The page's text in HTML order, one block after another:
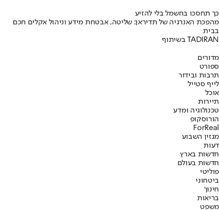
כך תחסכו בחשמל בלי להזיע
מהפכת האנרגיה של תדיראן: שליטה, אבטחת מידע וניהול אקלים חכם
בבית
בשיתוף TADIRAN
מדורים
ספורט
תרבות ובידור
לייף סטייל
אוכל
תיירות
טכנולוגיה ומדע
הורוסקופ
ForReal
מגזין השבוע
דעות
חדשות בארץ
חדשות בעולם
פוליטי
ביטחוני
חינוך
בריאות
משפט